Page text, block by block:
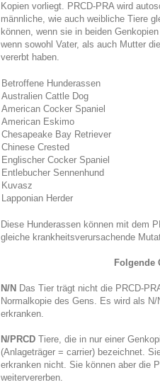
Kopien vorliegt. PRCD-PRA wird
männliche, wie auch weibliche Tiere
können, wenn sie in beiden
wenn sowohl Vater, als auch Mutter
vererbt haben.
Betroffene Hunderassen
Australien Cattle Dog
American Cocker Spaniel
American Eskimo
Chesapeake Bay Retriever
Chinese Crested
Englischer Cocker Spaniel
Entlebucher Sennenhund
Kuvasz
Lapponian Herder
Diese Hunderassen können mit dem
gleiche krankheitsverursachende
Folgende
N/N Das Tier trägt nicht die PRCD-
Normalkopie des Gens. Es wird als
erkranken.
N/PRCDTiere, die in nur einer
(Anlageträger = carrier) bezeichnet.
erkranken nicht. Sie können aber die
weitervererben.